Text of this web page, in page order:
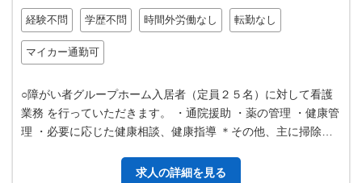
経験不問 学歴不問 時間外労働なし 転勤なし
マイカー通勤可
○障がい者グループホーム入居者（定員２５名）に対して看護
業務 を行っていただきます。 ・通院援助 ・薬の管理 ・健康管
理 ・必要に応じた健康相談、健康指導 ＊その他、主に掃除・
求人の詳細を見る